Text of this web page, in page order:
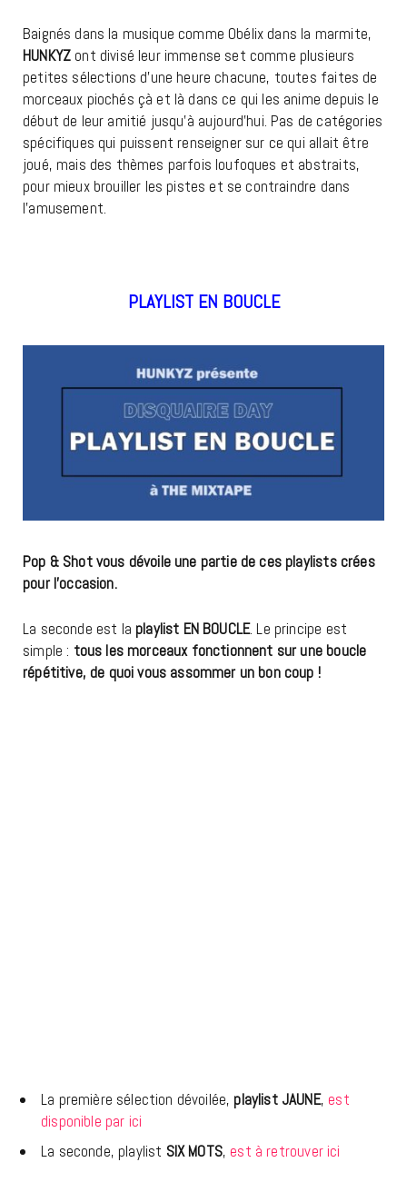
Baignés dans la musique comme Obélix dans la marmite,
HUNKYZ ont divisé leur immense set comme plusieurs
petites sélections d’une heure chacune, toutes faites de
morceaux piochés çà et là dans ce qui les anime depuis le
début de leur amitié jusqu’à aujourd’hui. Pas de catégories
spécifiques qui puissent renseigner sur ce qui allait être
joué, mais des thèmes parfois loufoques et abstraits,
pour mieux brouiller les pistes et se contraindre dans
l’amusement.
PLAYLIST EN BOUCLE
Pop & Shot vous dévoile une partie de ces playlists crées
pour l’occasion.
La seconde est la playlist EN BOUCLE. Le principe est
simple : tous les morceaux fonctionnent sur une boucle
répétitive, de quoi vous assommer un bon coup !
La première sélection dévoilée, playlist JAUNE, est
disponible par ici
La seconde, playlist SIX MOTS, est à retrouver ici